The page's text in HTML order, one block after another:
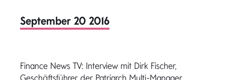
September 20 2016
Finance News TV: Interview mit Dirk Fischer,
Geschäftsführer der Patriarch Multi-Manager